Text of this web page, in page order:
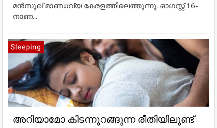
മൻസുഖ് മാണ്ഡവ്യ കേരളത്തിലെത്തുന്നു. ഓ​ഗസ്റ്റ് 16-
നാണ...
Sleeping
അറിയാമോ കിടന്നുറങ്ങുന്ന രീതിയിലുണ്ട്‌